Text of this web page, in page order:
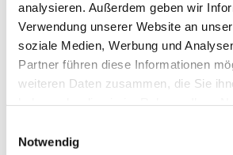
analysieren. Außerdem geben wir
Verwendung unserer Website an
soziale Medien, Werbung und
Partner führen diese Informationen
weiteren Daten zusammen, die Sie
Notwendig
Veranstaltungen